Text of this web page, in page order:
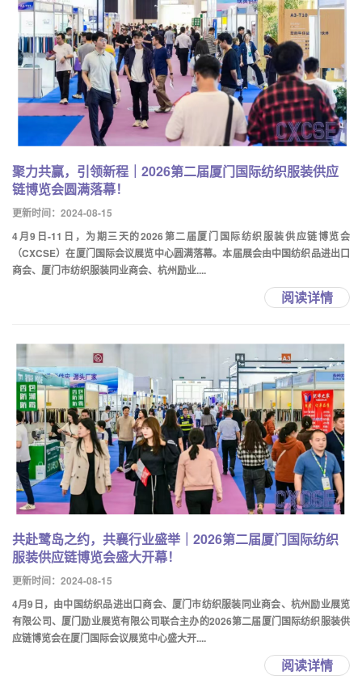
聚力共赢，引领新程｜2026第二届厦门国际纺织服装供应
链博览会圆满落幕！
更新时间：2024-08-15
4月9日-11日，为期三天的2026第二届厦门国际纺织服装供应链博览会
（CXCSE）在厦门国际会议展览中心圆满落幕。本届展会由中国纺织品进出口
商会、厦门市纺织服装同业商会、杭州励业....
阅读详情
共赴鹭岛之约，共襄行业盛举｜2026第二届厦门国际纺织
服装供应链博览会盛大开幕！
更新时间：2024-08-15
4月9日，由中国纺织品进出口商会、厦门市纺织服装同业商会、杭州励业展览
有限公司、厦门励业展览有限公司联合主办的2026第二届厦门国际纺织服装供
应链博览会在厦门国际会议展览中心盛大开....
阅读详情